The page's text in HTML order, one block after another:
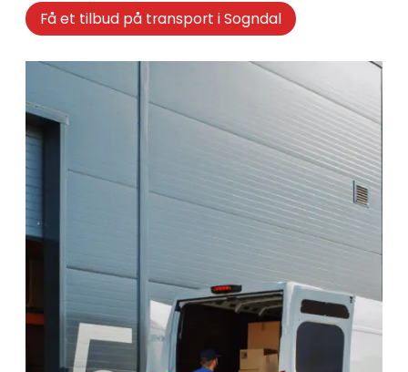
Få et tilbud på transport i Sogndal